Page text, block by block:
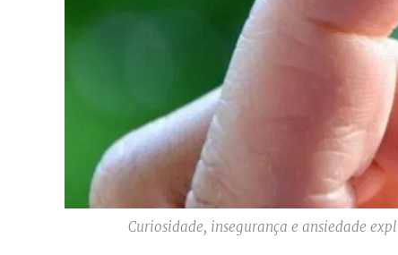
Curiosidade, insegurança e ansiedade